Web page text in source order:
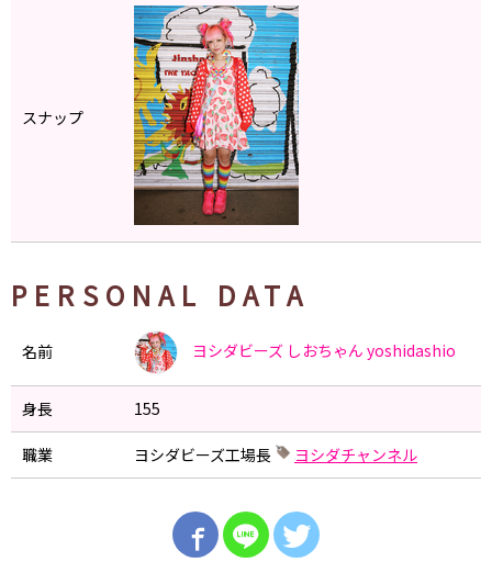
スナップ
PERSONAL DATA
名前 ヨシダビーズ しおちゃん yoshidashio
身長 155
職業 ヨシダビーズ工場長 ヨシダチャンネル